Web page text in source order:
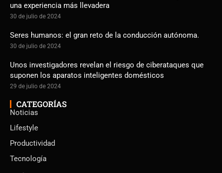
una experiencia más llevadera
30 de julio de 2024
Seres humanos: el gran reto de la conducción autónoma.
30 de julio de 2024
Unos investigadores revelan el riesgo de ciberataques que
suponen los aparatos inteligentes domésticos
29 de julio de 2024
CATEGORÍAS
Noticias
Lifestyle
Productividad
Tecnología